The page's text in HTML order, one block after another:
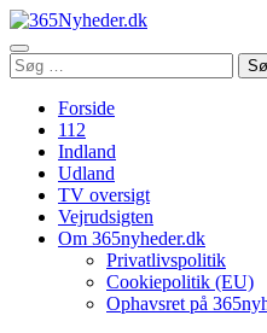
Åbn
menu
Søg
efter:
Forside
112
Indland
Udland
TV oversigt
Vejrudsigten
Om 365nyheder.dk
Privatlivspolitik
Cookiepolitik (EU)
Ophavsret på